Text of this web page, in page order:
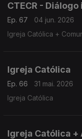
CTECR -
Ep. 67
04 jun. 2026
Igreja Católica +
Igreja Católica
Ep. 66
31 mai. 2026
Igreja Católica
Igreja Católica +